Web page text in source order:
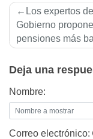
Navegación
de
entradas
Los expertos del
Gobierno
pensiones más
Deja una
Nombre:
Correo electrónico: